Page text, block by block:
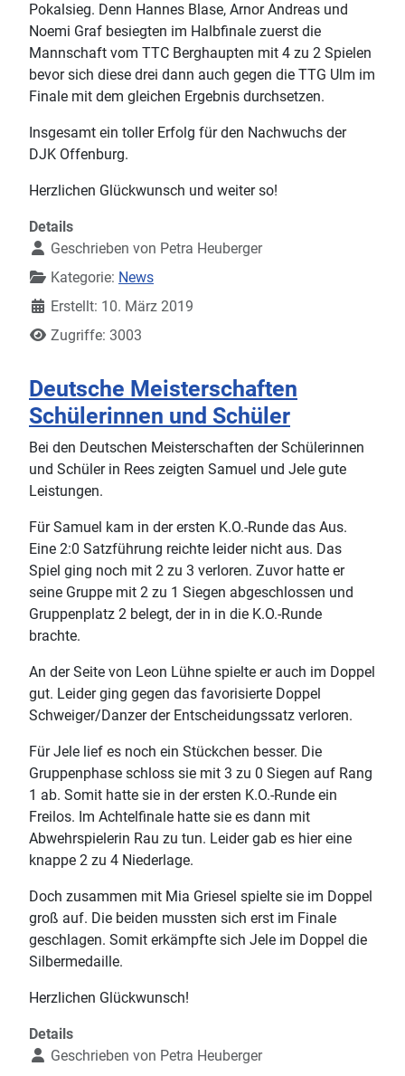
Pokalsieg. Denn Hannes Blase, Arnor Andreas und
Noemi Graf besiegten im Halbfinale zuerst die
Mannschaft vom TTC Berghaupten mit 4 zu 2 Spielen
bevor sich diese drei dann auch gegen die TTG Ulm im
Finale mit dem gleichen Ergebnis durchsetzen.
Insgesamt ein toller Erfolg für den Nachwuchs der
DJK Offenburg.
Herzlichen Glückwunsch und weiter so!
Details
Geschrieben von Petra Heuberger
Kategorie: News
Erstellt: 10. März 2019
Zugriffe: 3003
Deutsche Meisterschaften
Schülerinnen und Schüler
Bei den Deutschen Meisterschaften der Schülerinnen
und Schüler in Rees zeigten Samuel und Jele gute
Leistungen.
Für Samuel kam in der ersten K.O.-Runde das Aus.
Eine 2:0 Satzführung reichte leider nicht aus. Das
Spiel ging noch mit 2 zu 3 verloren. Zuvor hatte er
seine Gruppe mit 2 zu 1 Siegen abgeschlossen und
Gruppenplatz 2 belegt, der in in die K.O.-Runde
brachte.
An der Seite von Leon Lühne spielte er auch im Doppel
gut. Leider ging gegen das favorisierte Doppel
Schweiger/Danzer der Entscheidungssatz verloren.
Für Jele lief es noch ein Stückchen besser. Die
Gruppenphase schloss sie mit 3 zu 0 Siegen auf Rang
1 ab. Somit hatte sie in der ersten K.O.-Runde ein
Freilos. Im Achtelfinale hatte sie es dann mit
Abwehrspielerin Rau zu tun. Leider gab es hier eine
knappe 2 zu 4 Niederlage.
Doch zusammen mit Mia Griesel spielte sie im Doppel
groß auf. Die beiden mussten sich erst im Finale
geschlagen. Somit erkämpfte sich Jele im Doppel die
Silbermedaille.
Herzlichen Glückwunsch!
Details
Geschrieben von Petra Heuberger